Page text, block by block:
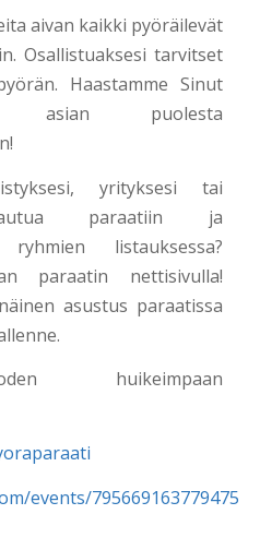
aivan kaikki pyöräilevät
Osallistuaksesi tarvitset
Haastamme Sinut
asian puolesta
yrityksesi tai
paraatiin ja
listauksessa?
paraatin nettisivulla!
asustus paraatissa
huikeimpaan
events/795669163779475